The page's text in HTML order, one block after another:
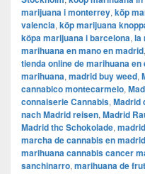
marijuana i monterrey, köp
valencia, köp marijuana
köpa marijuana i barcelona, la
marihuana en mano en madrid,
tienda online de marihuana en
marihuana, madrid buy weed,
cannabico montecarmelo,
connaiserie Cannabis, Madrid
nach Madrid reisen, Madrid
Madrid thc Schokolade,
marcha de cannabis en madrid
marihuana cannabis cancer
sanchinarro, marihuana de